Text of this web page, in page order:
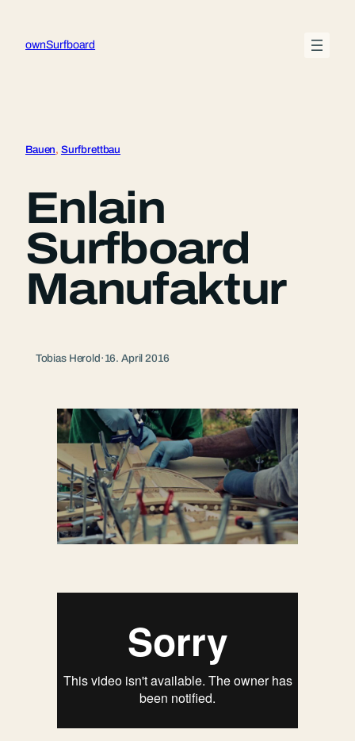
springen
ownSurfboard
Bauen, Surfbrettbau
Enlain
Surfboard
Manufaktur
Tobias Herold· 16. April 2016